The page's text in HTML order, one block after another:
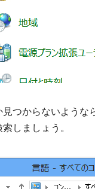
見つからないような
しましょう。